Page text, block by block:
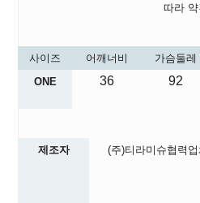
따라
사이즈
어깨너비 가슴둘레
ONE
36 92
제조자 (주)티라미슈협력업